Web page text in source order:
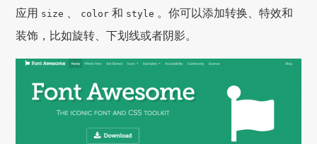
应用 size 、 color 和 style 。你可以添加转换、特效和
装饰，比如旋转、下划线或者阴影。